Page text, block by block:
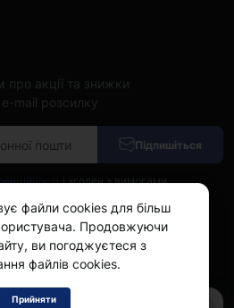
0
про акції та знижки
mail розсилку
Підпишіться
і згоден з вимогами
© 2026
файли cookies для більш
Продовжуючи
ви погоджуєтеся з
файлів cookies.
Прийняти